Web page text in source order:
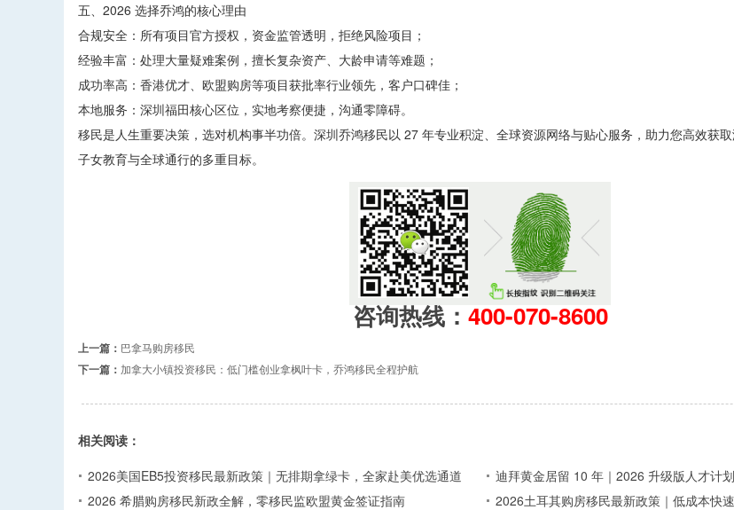
五、2026 选择乔鸿的核心理由
合规安全：所有项目官方授权，资金监管透明，拒绝风险项目；
经验丰富：处理大量疑难案例，擅长复杂资产、大龄申请等难题；
成功率高：香港优才、欧盟购房等项目获批率行业领先，客户口碑佳；
本地服务：深圳福田核心区位，实地考察便捷，沟通零障碍。
移民是人生重要决策，选对机构事半功倍。深圳乔鸿移民以 27 年专业积淀、全球资源网络与贴心服务，助力您高效获取
子女教育与全球通行的多重目标。 ​
咨询热线： 400-070-8600
上一篇： 巴拿马购房移民
下一篇： 加拿大小镇投资移民：低门槛创业拿枫叶卡，乔鸿移民全程护航
相关阅读：
2026美国EB5投资移民最新政策｜无排期拿绿卡，全家赴美优选通道
迪拜黄金居留 10 年｜2026 升级版人才计
2026 希腊购房移民新政全解，零移民监欧盟黄金签证指南
2026土耳其购房移民最新政策｜低成本快